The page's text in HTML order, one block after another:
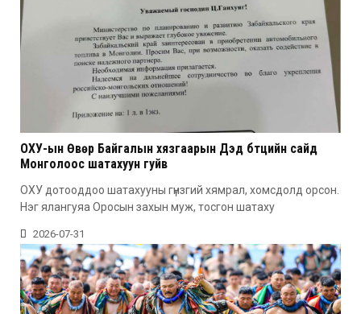
ОХУ-ын Өвөр Байгалын хязгаарын Дэд бүтцийн сайд
Монголоос шатахуун гуйв
ОХУ дотооддоо шатахууны гүнзгий хямрал, хомсдолд орсон.
Нэг ялангуяа Оросын захын муж, тосгон шатаху
2026-07-31